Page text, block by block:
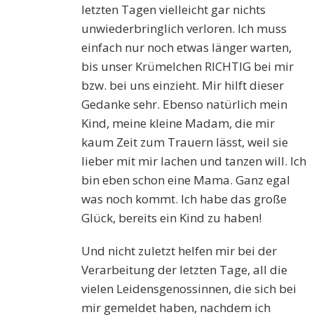
letzten Tagen vielleicht gar nichts
unwiederbringlich verloren. Ich muss
einfach nur noch etwas länger warten,
bis unser Krümelchen RICHTIG bei mir
bzw. bei uns einzieht. Mir hilft dieser
Gedanke sehr. Ebenso natürlich mein
Kind, meine kleine Madam, die mir
kaum Zeit zum Trauern lässt, weil sie
lieber mit mir lachen und tanzen will. Ich
bin eben schon eine Mama. Ganz egal
was noch kommt. Ich habe das große
Glück, bereits ein Kind zu haben!
Und nicht zuletzt helfen mir bei der
Verarbeitung der letzten Tage, all die
vielen Leidensgenossinnen, die sich bei
mir gemeldet haben, nachdem ich